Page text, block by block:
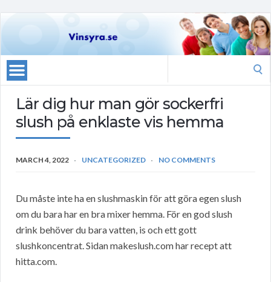
Lär dig hur man gör sockerfri
slush på enklaste vis hemma
MARCH 4, 2022 UNCATEGORIZED NO COMMENTS
Du måste inte ha en slushmaskin för att göra egen slush
om du bara har en bra mixer hemma. För en god slush
drink behöver du bara vatten, is och ett gott
slushkoncentrat. Sidan makeslush.com har recept att
hitta.com.